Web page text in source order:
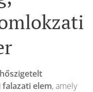
elem, amely